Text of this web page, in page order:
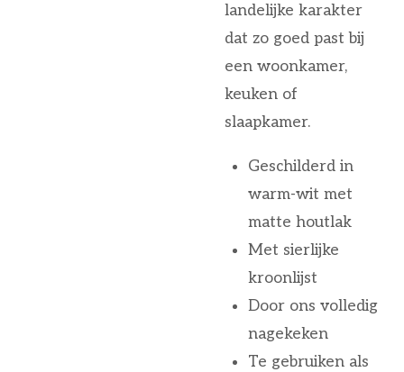
landelijke karakter
dat zo goed past bij
een woonkamer,
keuken of
slaapkamer.
Geschilderd in
warm-wit met
matte houtlak
Met sierlijke
kroonlijst
Door ons volledig
nagekeken
Te gebruiken als